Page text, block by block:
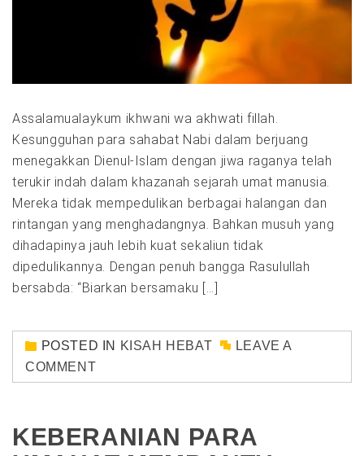
Assalamualaykum ikhwani wa akhwati fillah.
Kesungguhan para sahabat Nabi dalam berjuang
menegakkan Dienul-Islam dengan jiwa raganya telah
terukir indah dalam khazanah sejarah umat manusia.
Mereka tidak mempedulikan berbagai halangan dan
rintangan yang menghadangnya. Bahkan musuh yang
dihadapinya jauh lebih kuat sekaliun tidak
dipedulikannya. Dengan penuh bangga Rasulullah
bersabda: “Biarkan bersamaku […]
POSTED IN KISAH HEBAT
LEAVE A
COMMENT
KEBERANIAN PARA